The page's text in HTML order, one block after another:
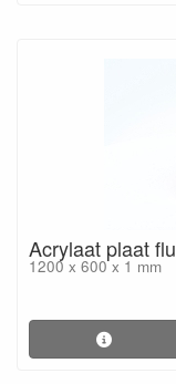
Acrylaat plaat
1200 x 600 x 1 mm